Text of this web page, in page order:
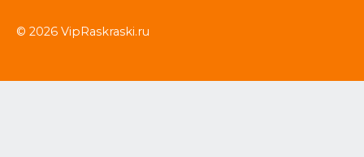
© 2026 VipRaskraski.ru